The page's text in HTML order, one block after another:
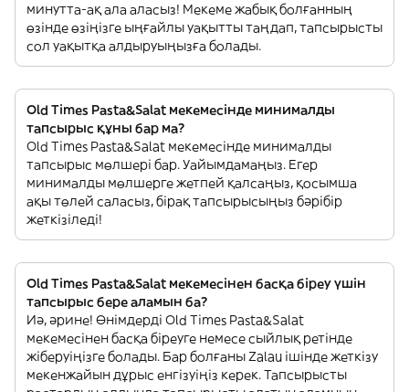
минутта-ақ ала аласыз! Мекеме жабық болғанның
өзінде өзіңізге ыңғайлы уақытты таңдап, тапсырысты
сол уақытқа алдыруыңызға болады.
Old Times Pasta&Salat мекемесінде минималды
тапсырыс құны бар ма?
Old Times Pasta&Salat мекемесінде минималды
тапсырыс мөлшері бар. Уайымдамаңыз. Егер
минималды мөлшерге жетпей қалсаңыз, қосымша
ақы төлей саласыз, бірақ тапсырысыңыз бәрібір
жеткізіледі!
Old Times Pasta&Salat мекемесінен басқа біреу үшін
тапсырыс бере аламын ба?
Иә, әрине! Өнімдерді Old Times Pasta&Salat
мекемесінен басқа біреуге немесе сыйлық ретінде
жіберуіңізге болады. Бар болғаны Zalau ішінде жеткізу
мекенжайын дұрыс енгізуіңіз керек. Тапсырысты